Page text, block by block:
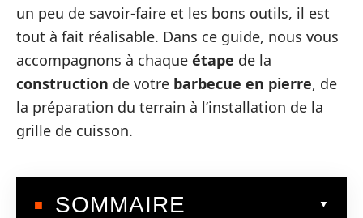
un peu de savoir-faire et les bons outils, il est
tout à fait réalisable. Dans ce guide, nous vous
accompagnons à chaque étape de la
construction de votre barbecue en pierre, de
la préparation du terrain à l’installation de la
grille de cuisson.
SOMMAIRE